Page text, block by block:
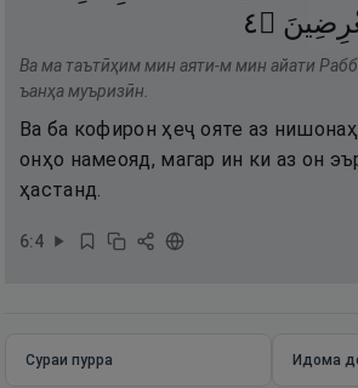
۝٤
Ва ма таътӣҳим мин аяти-м мин айати
ъанҳа муъризӣн.
Ва ба кофирон ҳеҷ ояте аз
онҳо намеояд, магар ин ки аз он
ҳастанд.
6:4
Сураи пурра Идома